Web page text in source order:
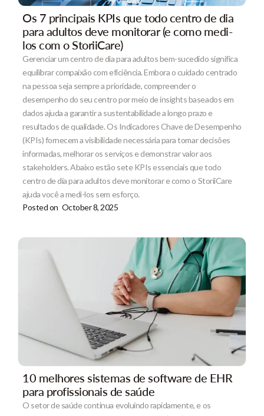
Os 7 principais KPIs que todo centro de dia
para adultos deve monitorar (e como medi-
los com o StoriiCare)
Gerenciar um centro de dia para adultos bem-sucedido significa
equilibrar compaixão com eficiência. Embora o cuidado centrado
na pessoa seja sempre a prioridade, compreender o
desempenho do seu centro por meio de insights baseados em
dados ajuda a garantir a sustentabilidade a longo prazo e
resultados de qualidade. Os Indicadores Chave de Desempenho
(KPIs) fornecem a visibilidade necessária para tomar decisões
informadas, melhorar os serviços e demonstrar valor aos
stakeholders. Abaixo estão sete KPIs essenciais que todo
centro de dia para adultos deve monitorar e como o StoriiCare
ajuda você a medi-los sem esforço.
Posted on October 8, 2025
10 melhores sistemas de software de EHR
para profissionais de saúde
O setor de saúde continua evoluindo rapidamente, e os